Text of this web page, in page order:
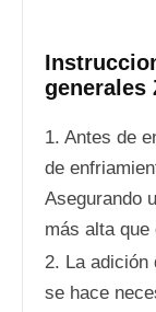
generales
1. Antes de
de
Asegurando
más alta que
2. La adición
se hace